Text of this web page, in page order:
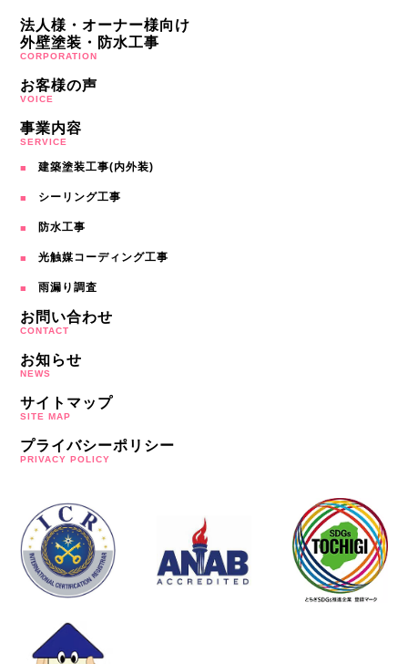
法人様・オーナー様向け
外壁塗装・防水工事
CORPORATION
お客様の声
VOICE
事業内容
SERVICE
建築塗装工事(内外装)
シーリング工事
防水工事
光触媒コーディング工事
雨漏り調査
お問い合わせ
CONTACT
お知らせ
NEWS
サイトマップ
SITE MAP
プライバシーポリシー
PRIVACY POLICY